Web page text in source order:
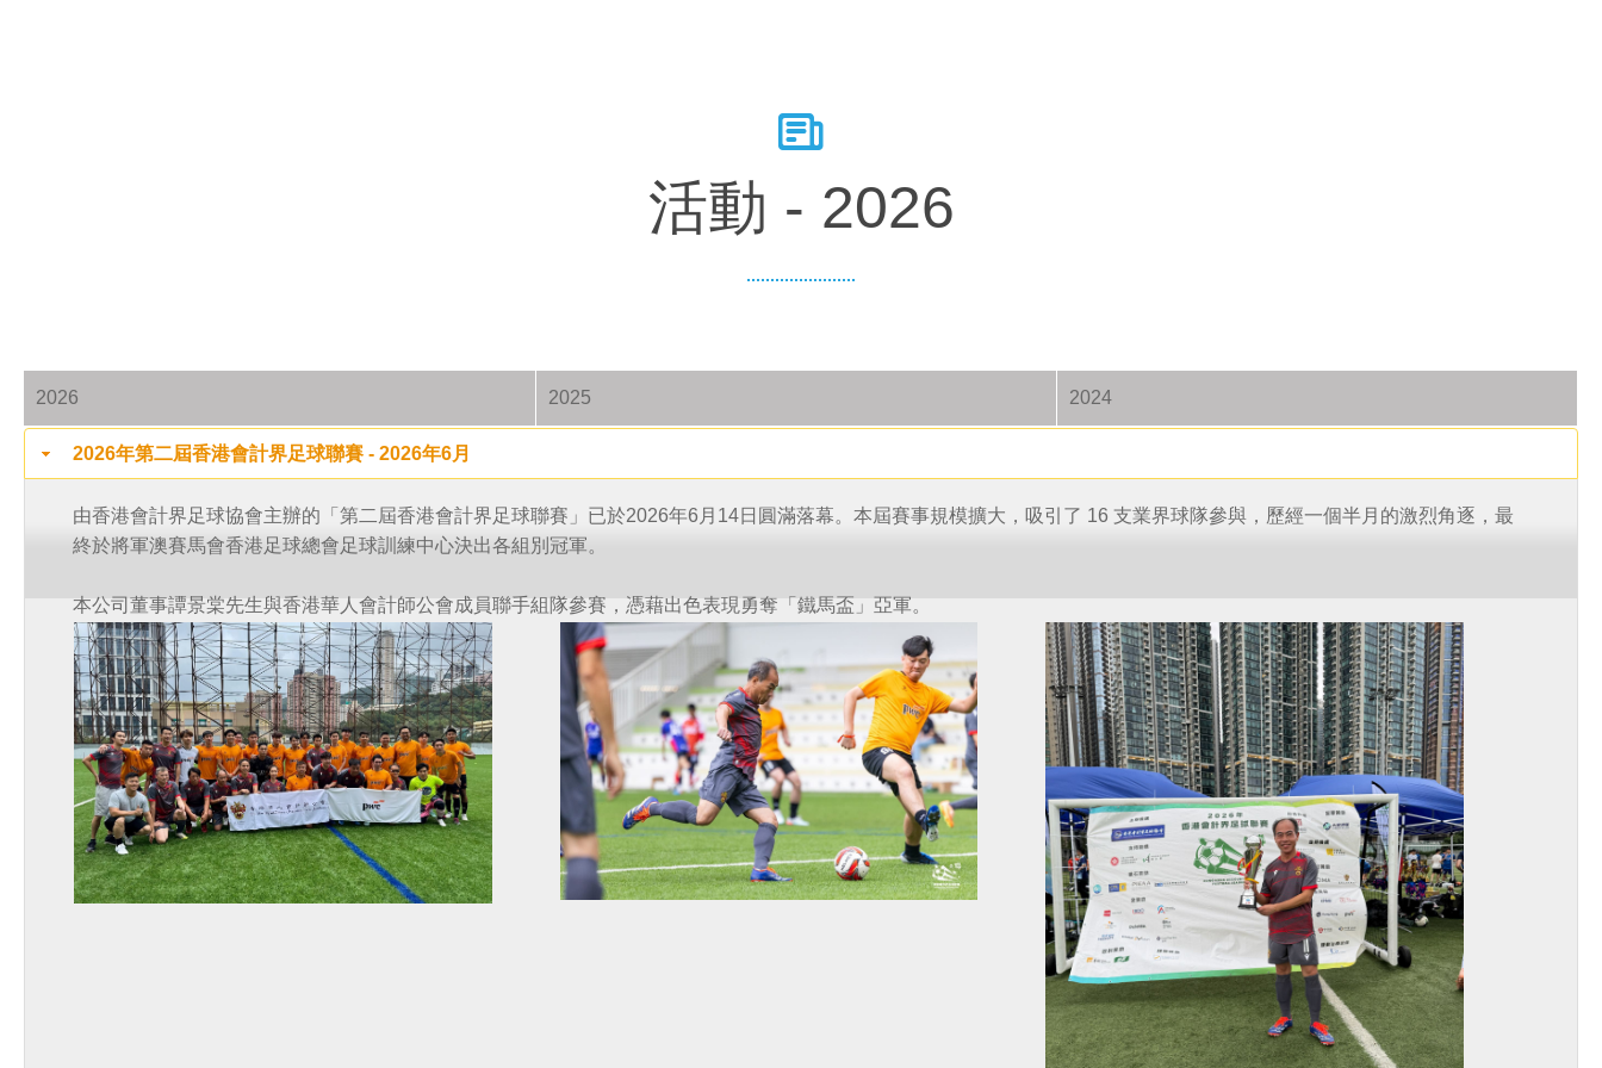
活動 - 2026
2026 2025 2024
2026年第二屆香港會計界足球聯賽 - 2026年6月
由香港會計界足球協會主辦的「第二屆香港會計界足球聯賽」已於2026年6月14日圓滿落幕。本屆賽事規模擴大，吸引了 16 支業界球隊參與，歷經一個半月的激烈角逐，最
終於將軍澳賽馬會香港足球總會足球訓練中心決出各組別冠軍。
本公司董事譚景棠先生與香港華人會計師公會成員聯手組隊參賽，憑藉出色表現勇奪「鐵馬盃」亞軍。